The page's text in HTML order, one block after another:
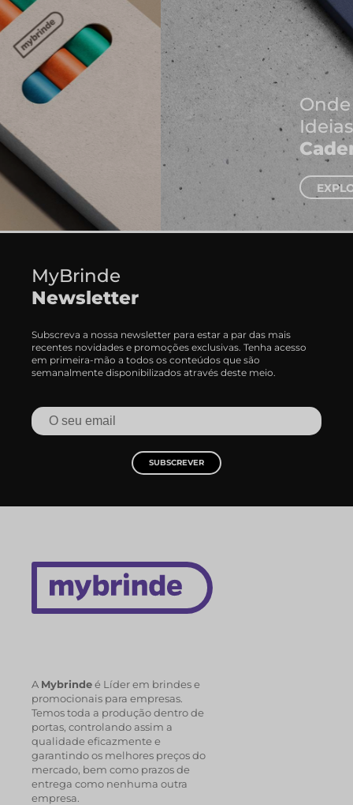
Onde Nascem As Melhores
Cadernos e Blocos de Notas
EXPLORAR CADERNOS
MyBrinde
Newsletter
Subscreva a nossa newsletter para estar a par das mais
recentes novidades e promoções exclusivas. Tenha acesso
em primeira-mão a todos os conteúdos que são
semanalmente disponibilizados através deste meio.
SUBSCREVER
A Mybrindeé Líder em brindes e
promocionais para empresas.
Temos toda a produção dentro de
portas, controlando assim a
qualidade eficazmente e
garantindo os melhores preços do
mercado, bem como prazos de
entrega como nenhuma outra
empresa.